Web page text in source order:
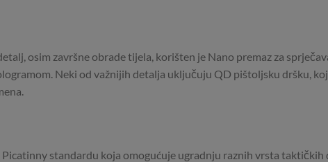
osim završne obrade tijela, korišten je Nano premaz za
Neki od važnijih detalja uključuju QD pištoljsku dršku,
standardu koja omogućuje ugradnju raznih vrsta taktičkih